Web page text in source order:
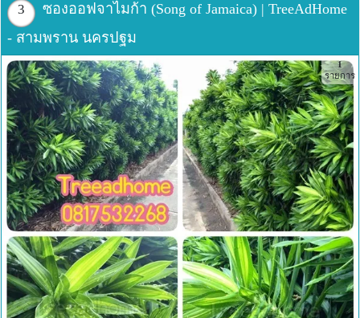
3
ซองออฟจาไมก้า (Song of Jamaica) | TreeAdHome
- สามพราน นครปฐม
1
รายการ